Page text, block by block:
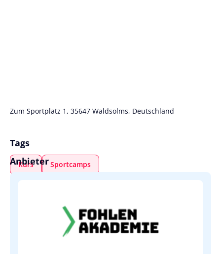
Zum Sportplatz 1, 35647 Waldsolms, Deutschland
Tags
Kurs Sportcamps
Anbieter